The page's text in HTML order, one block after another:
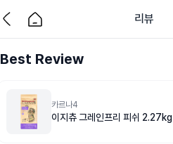
리뷰
Best Review
카르나4
이지츄 그레인프리 피쉬 2.27kg